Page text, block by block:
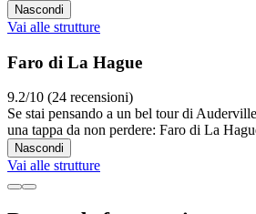
Nascondi
Vai alle strutture
Faro di La Hague
9.2/10 (24 recensioni)
Se stai pensando a un bel tour di
una tappa da non perdere: Faro di La
Nascondi
Vai alle strutture